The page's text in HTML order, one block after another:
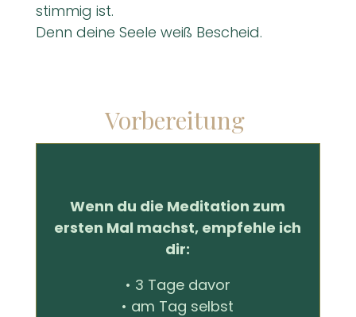
stimmig ist.
Denn deine Seele weiß Bescheid.
Vorbereitung
Wenn du die Meditation zum
ersten Mal machst, empfehle ich
dir:
• 3 Tage davor
• am Tag selbst